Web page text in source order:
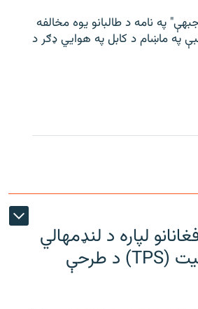
په نامه د طالبانو یوه مخالفه
په ماښام د کابل په هوايي ډګر د
لپاره د لنډمهالي
خوندیتوب وضعیت (TPS) د طرحې